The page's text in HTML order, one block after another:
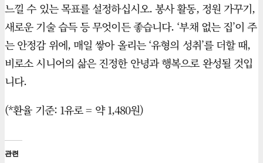
느낄 수 있는 목표를 설정하십시오. 봉사 활동, 정원 가꾸기,
새로운 기술 습득 등 무엇이든 좋습니다. ‘부채 없는 집’이 주
는 안정감 위에, 매일 쌓아 올리는 ‘유형의 성취’를 더할 때,
비로소 시니어의 삶은 진정한 안녕과 행복으로 완성될 것입
니다.
(*환율 기준: 1유로 = 약 1,480원)
관련